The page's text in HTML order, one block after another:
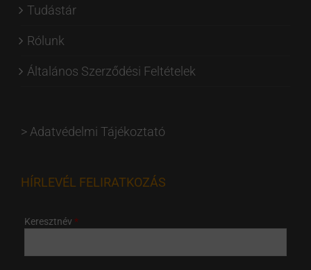
Tudástár
Rólunk
Általános Szerződési Feltételek
>Adatvédelmi Tájékoztató
HÍRLEVÉL FELIRATKOZÁS
Keresztnév